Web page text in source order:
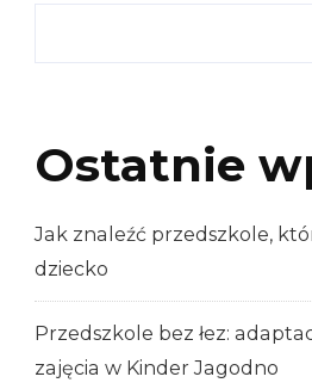
Ostatnie
Jak znaleźć przedszkole,
dziecko
Przedszkole bez łez:
zajęcia w Kinder Jagodno